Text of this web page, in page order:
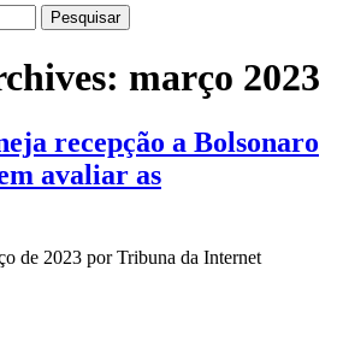
março 2023
recepção a Bolsonaro
avaliar as
de 2023 por Tribuna da Internet